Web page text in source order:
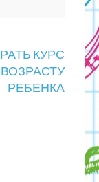
КУРС
РЕБЕНКА